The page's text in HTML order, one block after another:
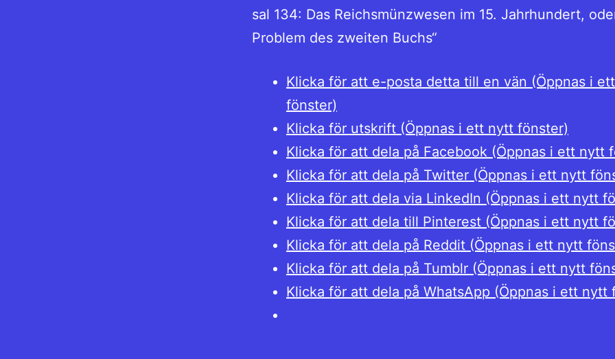
sal 134: Das Reichsmünzwesen im 15. Jahrhundert,
Problem des zweiten Buchs“
Klicka för att e-posta detta till en vän (Öppnas i
fönster)
Klicka för utskrift (Öppnas i ett nytt fönster)
Klicka för att dela på Facebook (Öppnas i ett nytt
Klicka för att dela på Twitter (Öppnas i ett nytt
Klicka för att dela via LinkedIn (Öppnas i ett nytt
Klicka för att dela till Pinterest (Öppnas i ett nytt
Klicka för att dela på Reddit (Öppnas i ett nytt
Klicka för att dela på Tumblr (Öppnas i ett nytt
Klicka för att dela på WhatsApp (Öppnas i ett nytt